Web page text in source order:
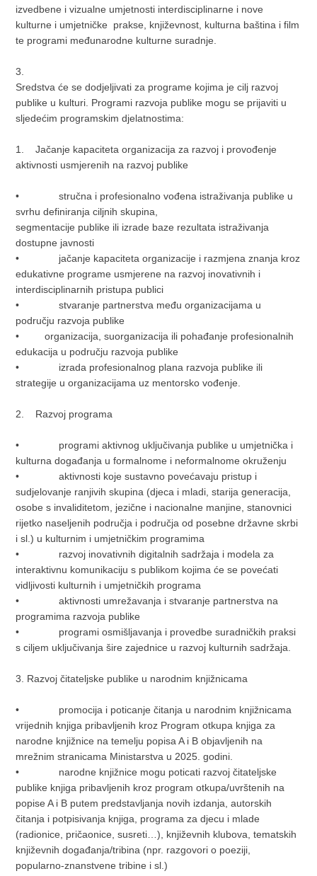
izvedbene i vizualne umjetnosti interdisciplinarne i nove
kulturne i umjetničke prakse, književnost, kulturna baština i film
te programi međunarodne kulturne suradnje.
3.
Sredstva će se dodjeljivati za programe kojima je cilj razvoj
publike u kulturi. Programi razvoja publike mogu se prijaviti u
sljedećim programskim djelatnostima:
1. Jačanje kapaciteta organizacija za razvoj i provođenje
aktivnosti usmjerenih na razvoj publike
• stručna i profesionalno vođena istraživanja publike u
svrhu definiranja ciljnih skupina,
segmentacije publike ili izrade baze rezultata istraživanja
dostupne javnosti
• jačanje kapaciteta organizacije i razmjena znanja kroz
edukativne programe usmjerene na razvoj inovativnih i
interdisciplinarnih pristupa publici
• stvaranje partnerstva među organizacijama u
području razvoja publike
• organizacija, suorganizacija ili pohađanje profesionalnih
edukacija u području razvoja publike
• izrada profesionalnog plana razvoja publike ili
strategije u organizacijama uz mentorsko vođenje.
2. Razvoj programa
• programi aktivnog uključivanja publike u umjetnička i
kulturna događanja u formalnome i neformalnome okruženju
• aktivnosti koje sustavno povećavaju pristup i
sudjelovanje ranjivih skupina (djeca i mladi, starija generacija,
osobe s invaliditetom, jezične i nacionalne manjine, stanovnici
rijetko naseljenih područja i područja od posebne državne skrbi
i sl.) u kulturnim i umjetničkim programima
• razvoj inovativnih digitalnih sadržaja i modela za
interaktivnu komunikaciju s publikom kojima će se povećati
vidljivosti kulturnih i umjetničkih programa
• aktivnosti umrežavanja i stvaranje partnerstva na
programima razvoja publike
• programi osmišljavanja i provedbe suradničkih praksi
s ciljem uključivanja šire zajednice u razvoj kulturnih sadržaja.
3. Razvoj čitateljske publike u narodnim knjižnicama
• promocija i poticanje čitanja u narodnim knjižnicama
vrijednih knjiga pribavljenih kroz Program otkupa knjiga za
narodne knjižnice na temelju popisa A i B objavljenih na
mrežnim stranicama Ministarstva u 2025. godini.
• narodne knjižnice mogu poticati razvoj čitateljske
publike knjiga pribavljenih kroz program otkupa/uvrštenih na
popise A i B putem predstavljanja novih izdanja, autorskih
čitanja i potpisivanja knjiga, programa za djecu i mlade
(radionice, pričaonice, susreti…), književnih klubova, tematskih
književnih događanja/tribina (npr. razgovori o poeziji,
popularno-znanstvene tribine i sl.)